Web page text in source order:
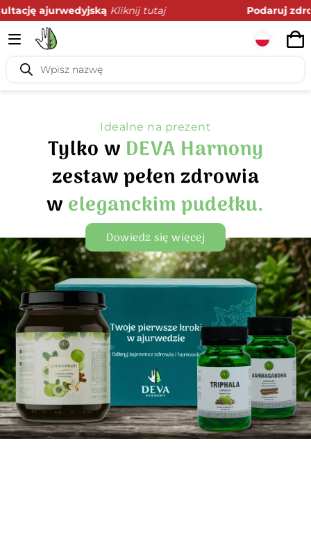
Podaruj zdrowie z prezencie Kliknij tutaj
Idealne na prezent
Tylko w DEVA Harnony
zestaw pełen zdrowia
weleganckim pudełku.
Dowiedz się więcej